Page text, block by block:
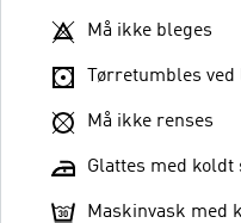
Må ikke bleges
Tørretumbles
Må ikke renses
Glattes med koldt
Maskinvask med